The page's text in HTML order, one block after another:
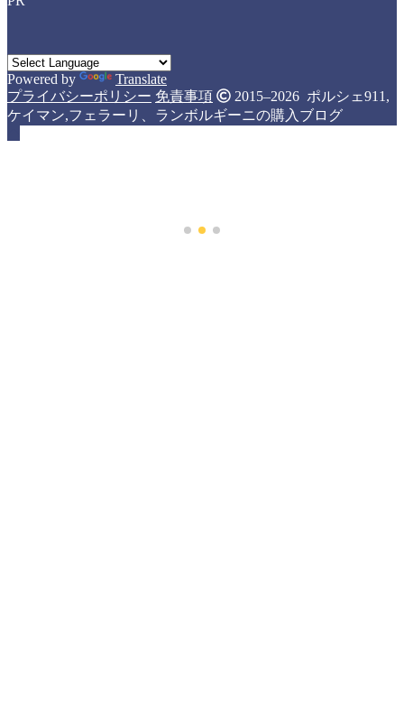
Powered by
Translate
プライバシーポリシー 免責事項
2015–2026 ポルシェ911,
ケイマン,フェラーリ、ランボルギーニの購入ブログ